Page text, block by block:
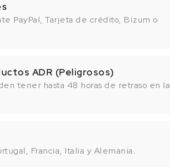
PayPal, Tarjeta de crédito, Bizum o
ADR (Peligrosos)
tener hasta 48 horas de retraso en la
Francia, Italia y Alemania.